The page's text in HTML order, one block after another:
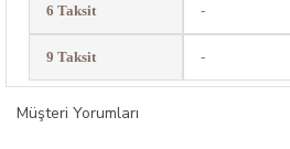
6 Taksit -
9 Taksit -
Müşteri Yorumları